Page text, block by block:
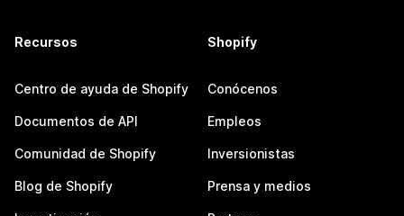
Recursos
Centro de ayuda de Shopify
Documentos de API
Comunidad de Shopify
Blog de Shopify
Shopify
Conócenos
Empleos
Inversionistas
Prensa y medios